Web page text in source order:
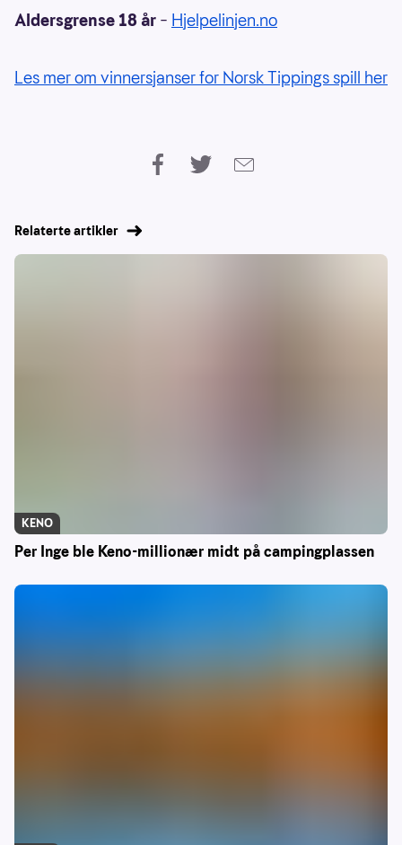
Aldersgrense 18 år – Hjelpelinjen.no
Les mer om vinnersjanser for Norsk Tippings spill her
Relaterte artikler
Per Inge ble Keno-millionær midt på campingplassen
KENO